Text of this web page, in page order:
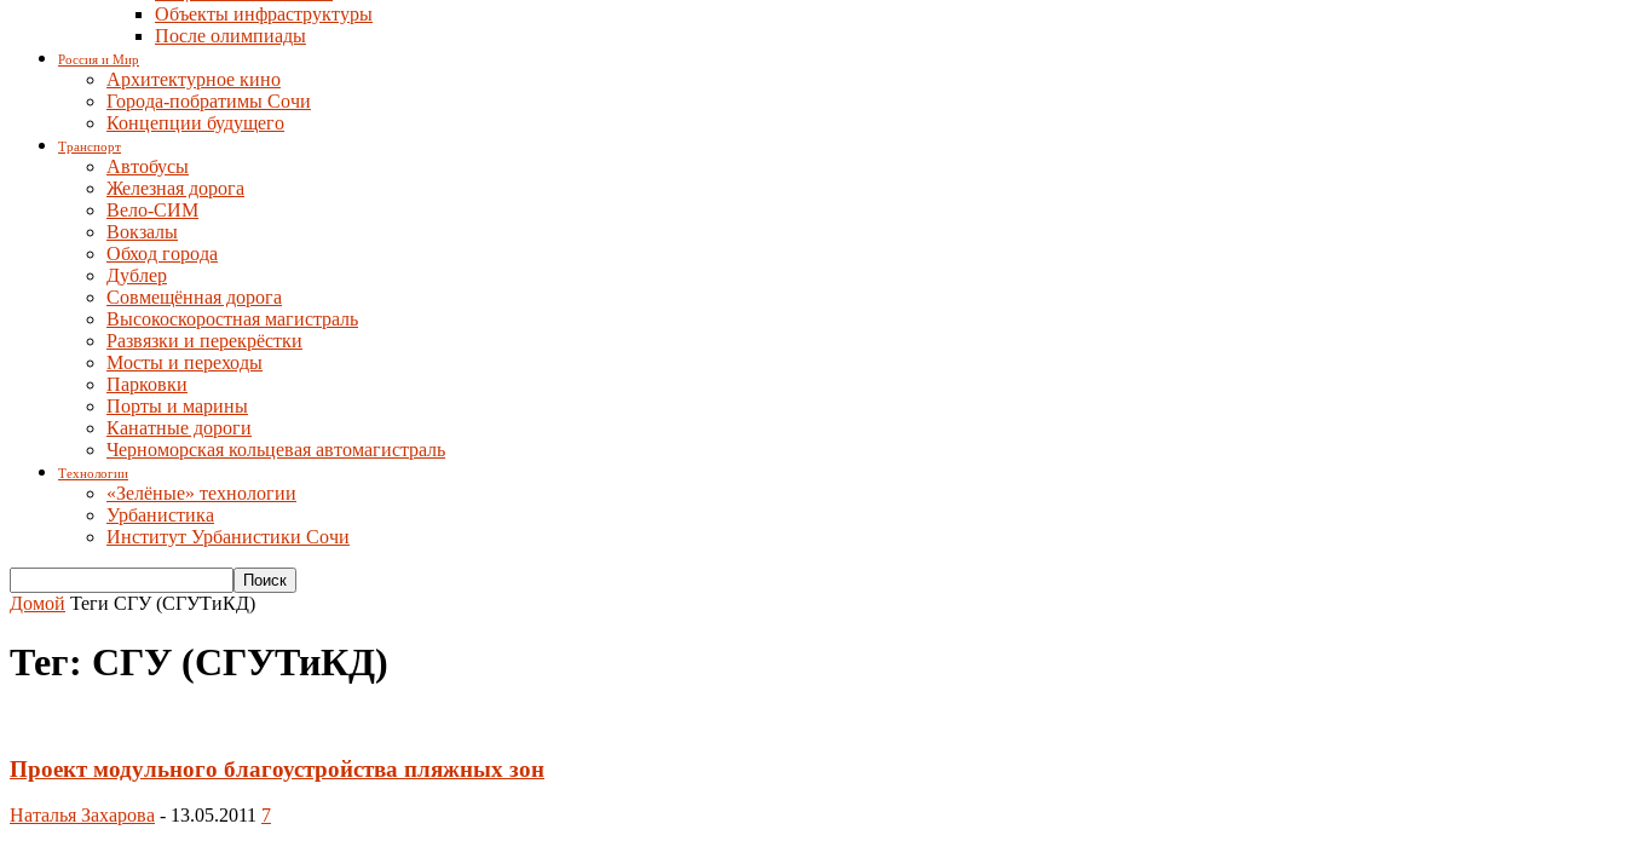
Объекты инфраструктуры
После олимпиады
Россия и Мир
Архитектурное кино
Города-побратимы Сочи
Концепции будущего
Транспорт
Автобусы
Железная дорога
Вело-СИМ
Вокзалы
Обход города
Дублер
Совмещённая дорога
Высокоскоростная магистраль
Развязки и перекрёстки
Мосты и переходы
Парковки
Порты и марины
Канатные дороги
Черноморская кольцевая автомагистраль
Технологии
«Зелёные» технологии
Урбанистика
Институт Урбанистики Сочи
Домой Теги СГУ (СГУТиКД)
Тег: СГУ (СГУТиКД)
Проект модульного благоустройства пляжных зон
Наталья Захарова - 13.05.2011 7